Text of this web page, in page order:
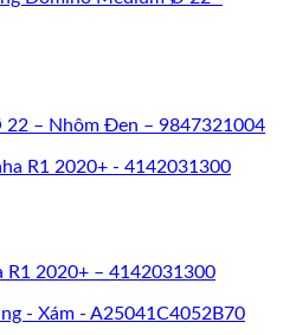
– Nhôm Đen – 9847321004
R1 2020+ – 4142031300